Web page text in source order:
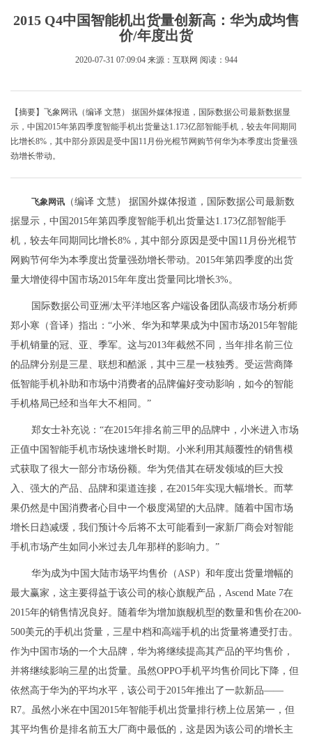
2015 Q4中国智能机出货量创新高：华为成均售
价/年度出货
2020-07-31 07:09:04 来源：互联网 阅读：944
【摘要】飞象网讯（编译 文慧） 据国外媒体报道，国际数据公司最新数据显
示，中国2015年第四季度智能手机出货量达1.173亿部智能手机，较去年同期同
比增长8%，其中部分原因是受中国11月份光棍节网购节何华为本季度出货量强
劲增长带动。
飞象网讯 （编译 文慧） 据国外媒体报道，国际数据公司最新数
据显示，中国2015年第四季度智能手机出货量达1.173亿部智能手
机，较去年同期同比增长8%，其中部分原因是受中国11月份光棍节
网购节何华为本季度出货量强劲增长带动。2015年第四季度的出货
量大增使得中国市场2015年年度出货量同比增长3%。
国际数据公司亚洲/太平洋地区客户端设备团队高级市场分析师
郑小寒（音译）指出：“小米、华为和苹果成为中国市场2015年智能
手机销量的冠、亚、季军。这与2013年截然不同，当年排名前三位
的品牌分别是三星、联想和酷派，其中三星一枝独秀。受运营商降
低智能手机补助和市场中消费者的品牌偏好变动影响，如今的智能
手机格局已经和当年大不相同。”
郑女士补充说：“在2015年排名前三甲的品牌中，小米进入市场
正值中国智能手机市场快速增长时期。小米利用其颠覆性的销售模
式获取了很大一部分市场份额。华为凭借其在研发领域的巨大投
入、强大的产品、品牌和渠道连接，在2015年实现大幅增长。而苹
果仍然是中国消费者心目中一个极度渴望的大品牌。随着中国市场
增长日趋减缓，我们预计今后将不太可能看到一家新厂商会对智能
手机市场产生如同小米过去几年那样的影响力。”
华为成为中国大陆市场平均售价（ASP）和年度出货量增幅的
最大赢家，这主要得益于该公司的核心旗舰产品，Ascend Mate 7在
2015年的销售情况良好。随着华为增加旗舰机型的数量和售价在200-
500美元的手机出货量，三星中档和高端手机的出货量将遭受打击。
作为中国市场的一个大品牌，华为将继续提高其产品的平均售价，
并将继续影响三星的出货量。虽然OPPO手机平均售价同比下降，但
依然高于华为的平均水平，该公司于2015年推出了一款新品——
R7。虽然小米在中国2015年智能手机出货量排行榜上位居第一，但
其平均售价是排名前五大厂商中最低的，这是因为该公司的增长主